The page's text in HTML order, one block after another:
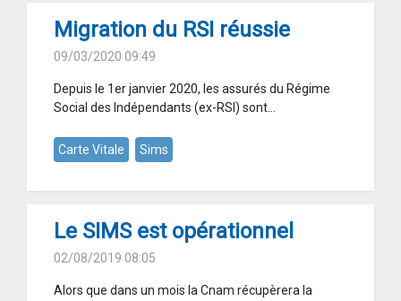
Migration du RSI réussie
09/03/2020 09:49
Depuis le 1er janvier 2020, les assurés du Régime
Social des Indépendants (ex-RSI) sont...
Carte Vitale Sims
Le SIMS est opérationnel
02/08/2019 08:05
Alors que dans un mois la Cnam récupèrera la